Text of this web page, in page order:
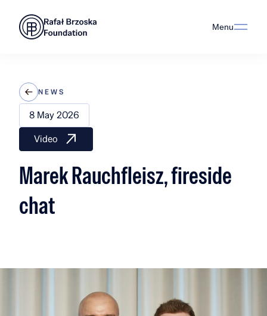
Menu
NEWS
8 May 2026
Video
Marek Rauchfleisz, fireside
chat